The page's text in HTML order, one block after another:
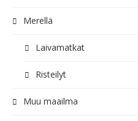
Merellä
Laivamatkat
Risteilyt
Muu maailma